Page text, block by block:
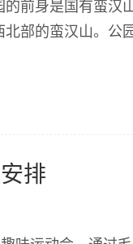
前身是国有蛮汉
部的蛮汉山。公
排